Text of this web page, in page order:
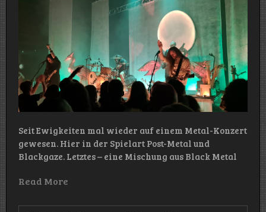
Seit Ewigkeiten mal wieder auf einem Metal-Konzert
gewesen. Hier in der Spielart Post-Metal und
Blackgaze. Letztes – eine Mischung aus Black Metal
Read More